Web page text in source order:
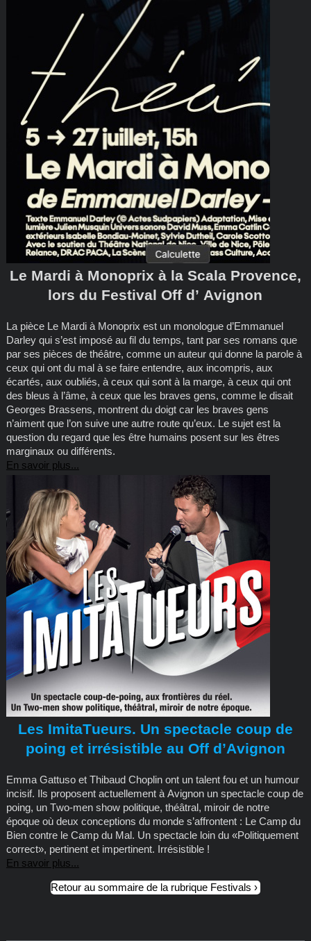
Le Mardi à Monoprix à la Scala Provence,
lors du Festival Off d’ Avignon
La pièce Le Mardi à Monoprix est un monologue d’Emmanuel
Darley qui s’est imposé au fil du temps, tant par ses romans que
par ses pièces de théâtre, comme un auteur qui donne la parole à
ceux qui ont du mal à se faire entendre, aux incompris, aux
écartés, aux oubliés, à ceux qui sont à la marge, à ceux qui ont
des bleus à l’âme, à ceux que les braves gens, comme le disait
Georges Brassens, montrent du doigt car les braves gens
n’aiment que l’on suive une autre route qu’eux. Le sujet est la
question du regard que les être humains posent sur les êtres
marginaux ou différents.
En savoir plus...
Les ImitaTueurs. Un spectacle coup de
poing et irrésistible au Off d’Avignon
Emma Gattuso et Thibaud Choplin ont un talent fou et un humour
incisif. Ils proposent actuellement à Avignon un spectacle coup de
poing, un Two-men show politique, théâtral, miroir de notre
époque où deux conceptions du monde s’affrontent : Le Camp du
Bien contre le Camp du Mal. Un spectacle loin du «Politiquement
correct», pertinent et impertinent. Irrésistible !
En savoir plus...
Retour au sommaire de la rubrique Festivals